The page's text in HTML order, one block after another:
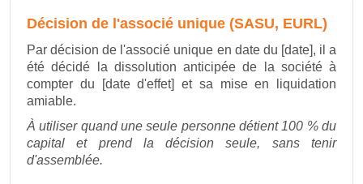
Décision de l'associé unique (SASU, EURL)
Par décision de l'associé unique en date du [date], il a
été décidé la dissolution anticipée de la société à
compter du [date d'effet] et sa mise en liquidation
amiable.
À utiliser quand une seule personne détient 100 % du
capital et prend la décision seule, sans tenir
d'assemblée.